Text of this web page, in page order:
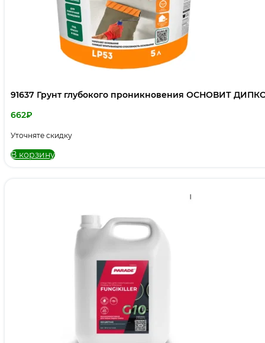
91637 Грунт глубокого проникновения ОСНОВИТ
662₽
Уточняте скидку
В корзину